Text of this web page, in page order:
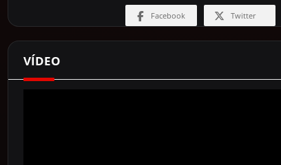
Facebook Twitter
VÍDEO